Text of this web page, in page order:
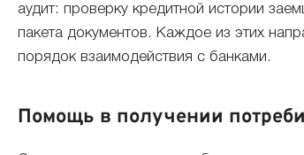
аудит: проверку кредитной истории
пакета документов. Каждое из этих
порядок взаимодействия с банками.
Помощь в получении